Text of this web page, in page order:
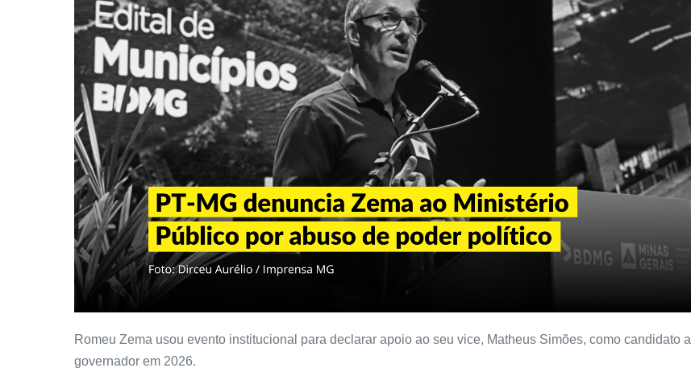
Romeu Zema usou evento institucional para declarar apoio ao seu vice, Matheus Simões, como candidato a
governador em 2026.